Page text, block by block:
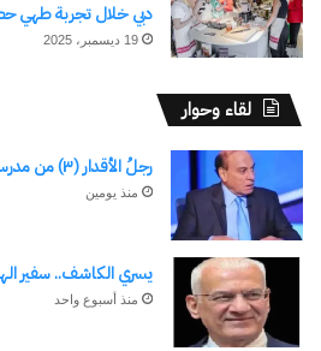
دبي خلال تجربة طهي
19 ديسمبر، 2025
لقاء وحوار
رجلُ الأقدار (٣) من مدرسةِ المشاةِ إلى كليةِ كامبرلي
منذ يومين
يسري الكاشف.. سفير
منذ أسبوع واحد